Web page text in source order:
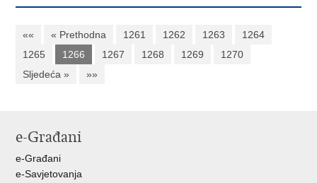
«« « Prethodna 1261 1262 1263
1264
1265
1266 1267 1268 1269
1270
Sljedeća »
»»
e-Građani
e-Građani
e-Savjetovanja